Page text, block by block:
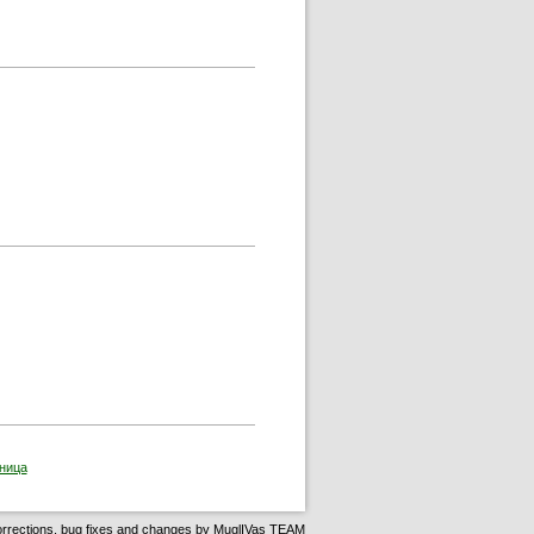
прозорец)
bug fixes and changes by MuglIVas TEAM